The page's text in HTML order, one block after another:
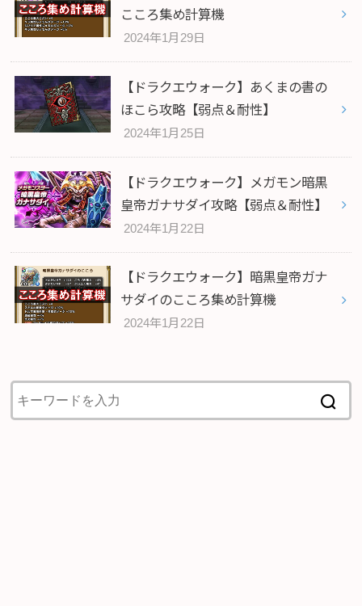
こころ集め計算機
2024年1月29日
【ドラクエウォーク】あくまの書の
ほこら攻略【弱点＆耐性】
2024年1月25日
【ドラクエウォーク】メガモン暗黒
皇帝ガナサダイ攻略【弱点＆耐性】
2024年1月22日
【ドラクエウォーク】暗黒皇帝ガナ
サダイのこころ集め計算機
2024年1月22日